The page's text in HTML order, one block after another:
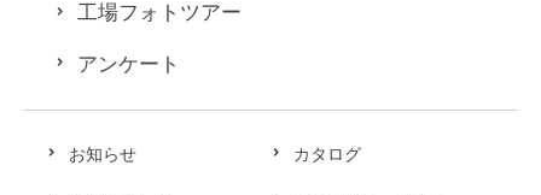
お知らせ カタログ
工場フォトツアー
アンケート